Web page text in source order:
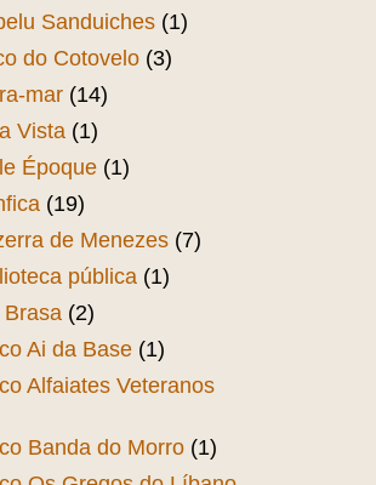
Sanduiches (1)
do Cotovelo (3)
mar (14)
Vista (1)
Époque (1)
(19)
de Menezes (7)
pública (1)
Brasa (2)
Ai da Base (1)
Alfaiates Veteranos
Banda do Morro (1)